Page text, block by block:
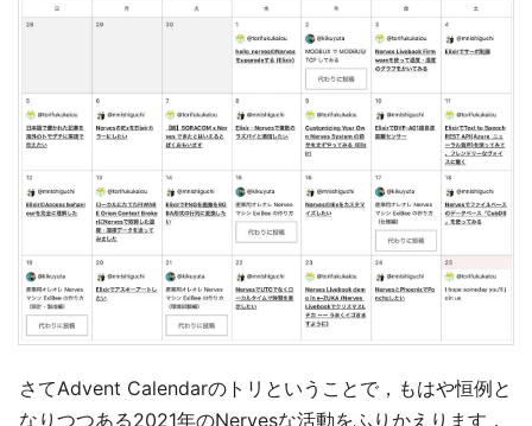
さてAdvent Calendarのトリということで，もはや恒例と
なりつつある2021年のNervesな活動をふりかえります．